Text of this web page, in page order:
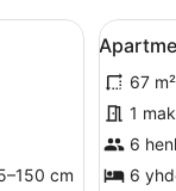
ja kuisti.
jossa on kalteva
cm
Avaa
kaikki
2
6
67 m²
1
6
6